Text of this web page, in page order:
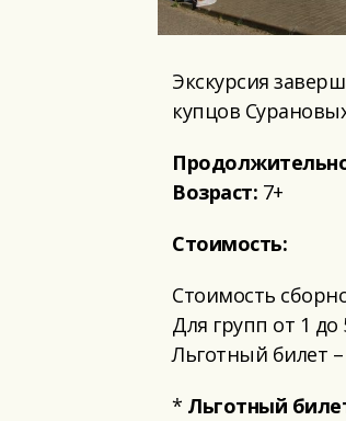
Экскурсия
купцов
Возраст: 7+
Стоимость:
Стоимость
Для групп от 1
Льготный билет
* Льготный